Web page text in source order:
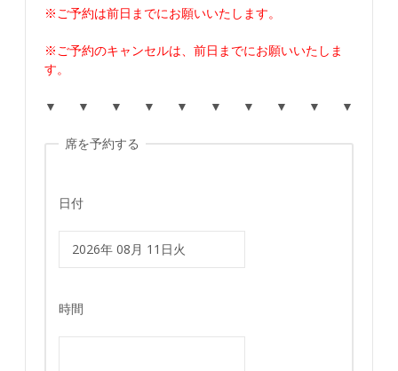
※ご予約は前日までにお願いいたします。
※ご予約のキャンセルは、前日までにお願いいたしま
す。
▼ ▼ ▼ ▼ ▼ ▼ ▼ ▼ ▼ ▼
席を予約する
日付
時間